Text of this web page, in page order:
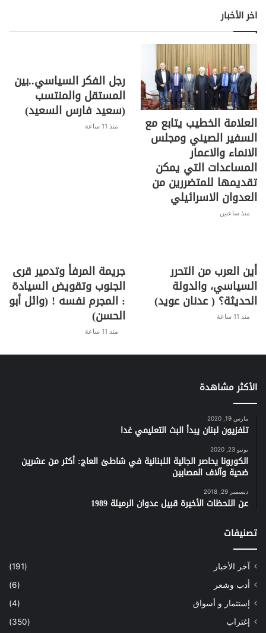
اخر الأخبار
العلامة الخطيب يتابع مع
السفير الصيني ومجلس
الانماء والاعمار
المساعدات التي يمكن
تقديمها للمتضررين من
العدوان الاسرائيلي
منذ ساعتين
رجل الفكر السياسي..بين
المستقل والمنتسب
(سعيد فارس السعيد)
منذ 11 ساعة
أين العرب من التحرر
السياسي، والدولة
الحديثة؟ ( عدنان عويد)
منذ 11 ساعة
جريمة المرفأ وتدمير قرى
الجنوب وتقويض السيادة
: المجرم نفسه ! (وائل أبو
الحسن)
منذ 11 ساعة
الأكثر مشاهدة
مارس 19, 2020
تلفزيون لبنان يبدأ البث التعليمي غدا
يونيو 23, 2020
الكورونا يحاصر الجالية اللبنانية في شاطئ العاج: أكثر من عشرين
ضحية وآلاف المصابين
ديسمبر 29, 2018
عن اللحظات الأخيرة قبيل عدوان الرميلة 1989
تصنيفات
آخر الأخبار
(191)
أدب وشعر
(6)
إستثمار و أسواق
(4)
إغتراب
(350)